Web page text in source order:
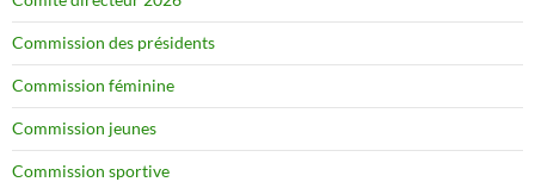
Commission des présidents
Commission féminine
Commission jeunes
Commission sportive